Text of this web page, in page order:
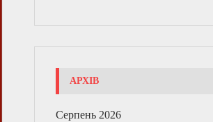
АРХІВ
Серпень 2026